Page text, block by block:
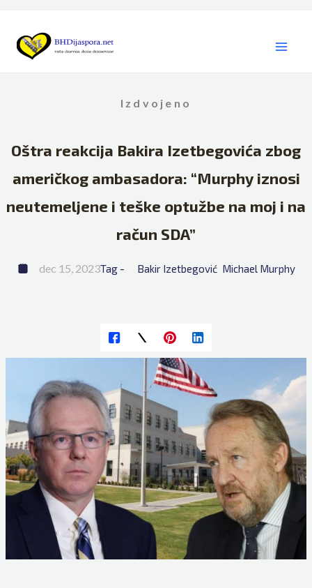
content
Izdvojeno
Oštra reakcija Bakira Izetbegovića zbog
američkog ambasadora: “Murphy iznosi
neutemeljene i teške optužbe na moj i na
račun SDA”
dec 15, 2023Tag - Bakir Izetbegović Michael Murphy